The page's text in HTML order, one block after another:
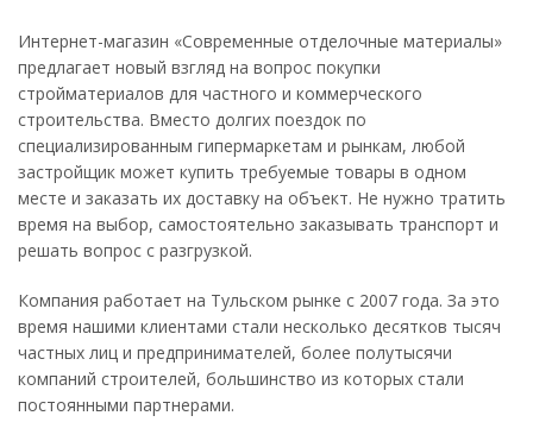
Интернет-магазин «Современные отделочные материалы»
предлагает новый взгляд на вопрос покупки
стройматериалов для частного и коммерческого
строительства. Вместо долгих поездок по
специализированным гипермаркетам и рынкам, любой
застройщик может купить требуемые товары в одном
месте и заказать их доставку на объект. Не нужно тратить
время на выбор, самостоятельно заказывать транспорт и
решать вопрос с разгрузкой.
Компания работает на Тульском рынке с 2007 года. За это
время нашими клиентами стали несколько десятков тысяч
частных лиц и предпринимателей, более полутысячи
компаний строителей, большинство из которых стали
постоянными партнерами.